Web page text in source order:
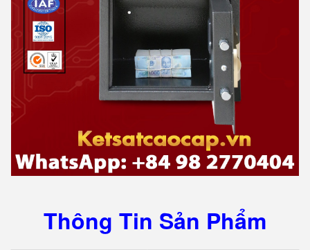
Thông Tin Sản Phẩm